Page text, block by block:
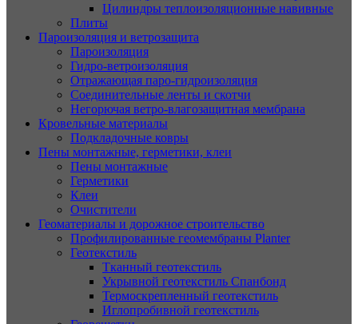
Цилиндры теплоизоляционные навивные
Плиты
Пароизоляция и ветрозащита
Пароизоляция
Гидро-ветроизоляция
Отражающая паро-гидроизоляция
Соединительные ленты и скотчи
Негорючая ветро-влагозащитная мембрана
Кровельные материалы
Подкладочные ковры
Пены монтажные, герметики, клеи
Пены монтажные
Герметики
Клеи
Очистители
Геоматериалы и дорожное строительство
Профилированные геомембраны Planter
Геотекстиль
Тканный геотекстиль
Укрывной геотекстиль Спанбонд
Термоскрепленный геотекстиль
Иглопробивной геотекстиль